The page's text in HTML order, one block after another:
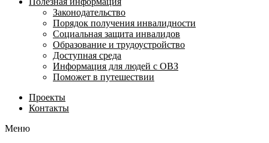
Законодательство
Порядок получения инвалидности
Социальная защита инвалидов
Образование и трудоустройство
Доступная среда
Информация для людей с ОВЗ
Поможет в путешествии
Проекты
Контакты
Меню